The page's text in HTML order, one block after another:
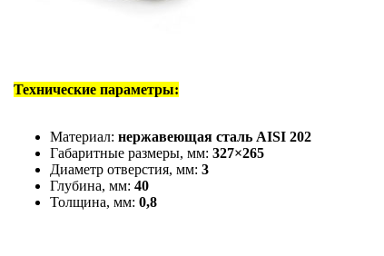
Технические параметры:
Материал: нержавеющая сталь AISI 202
Габаритные размеры, мм: 327×265
Диаметр отверстия, мм: 3
Глубина, мм: 40
Толщина, мм: 0,8